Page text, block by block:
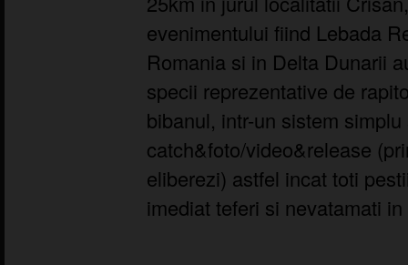
evenimentului fiind Lebada
Romania si in Delta Dunarii
specii reprezentative de
bibanul, intr-un sistem
catch&foto/video&release
eliberezi) astfel incat toti
imediat teferi si nevatamati